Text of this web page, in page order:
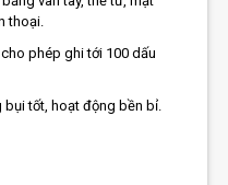
thoại.
phép ghi tới 100 dấu
bụi tốt, hoạt động bền bỉ.